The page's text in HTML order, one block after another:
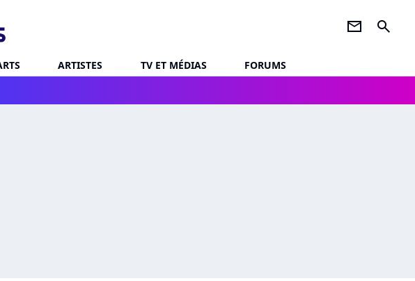
newsletter search
ARTISTES TV ET MÉDIAS
FORUMS